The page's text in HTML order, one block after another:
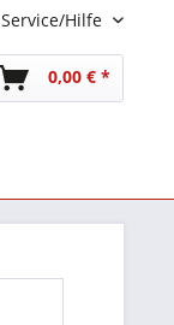
Service/Hilfe
0,00 € *